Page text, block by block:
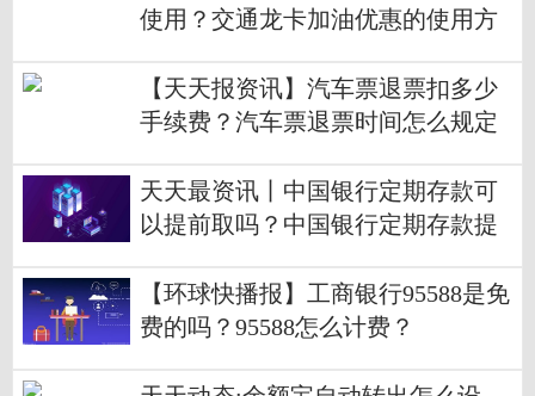
使用？交通龙卡加油优惠的使用方
【天天报资讯】汽车票退票扣多少
手续费？汽车票退票时间怎么规定
天天最资讯丨中国银行定期存款可
以提前取吗？中国银行定期存款提
【环球快播报】工商银行95588是免
费的吗？95588怎么计费？